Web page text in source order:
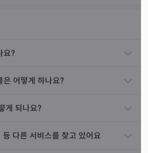
. 강한 기운이 화가 되어 큰 액운을 가
선생님의 모습이 존경스러웠고 저 역
경우 어느 직장을 가더라도 오래 버
일을 하길 추천드렸고, 손님의 형
어드리기 위해 글문을 받아 부적을
빚을 다 청산하셨습니다. 손님은 새
요?
은 어떻게 하나요?
게 되나요?
등 다른 서비스를 찾고 있어요